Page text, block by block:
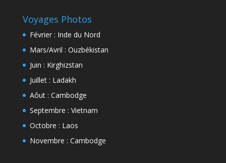
Voyages Photos
Février : Inde du Nord
Mars/Avril : Ouzbékistan
Juin : Kirghizstan
Juillet : Ladakh
Aôut : Cambodge
Septembre : Vietnam
Octobre : Laos
Novembre : Cambodge